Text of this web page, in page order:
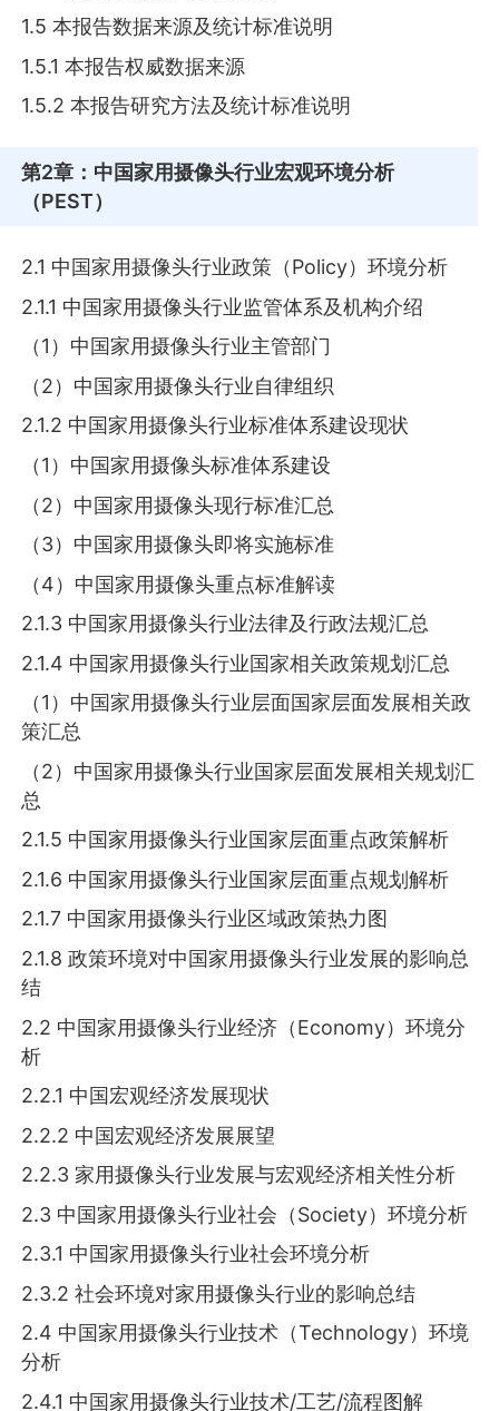
1.5 本报告数据来源及统计标准说明
1.5.1 本报告权威数据来源
1.5.2 本报告研究方法及统计标准说明
第2章 ：中国家用摄像头行业宏观环境分析
（PEST）
2.1 中国家用摄像头行业政策（Policy）环境分析
2.1.1 中国家用摄像头行业监管体系及机构介绍
（1）中国家用摄像头行业主管部门
（2）中国家用摄像头行业自律组织
2.1.2 中国家用摄像头行业标准体系建设现状
（1）中国家用摄像头标准体系建设
（2）中国家用摄像头现行标准汇总
（3）中国家用摄像头即将实施标准
（4）中国家用摄像头重点标准解读
2.1.3 中国家用摄像头行业法律及行政法规汇总
2.1.4 中国家用摄像头行业国家相关政策规划汇总
（1）中国家用摄像头行业层面国家层面发展相关政
策汇总
（2）中国家用摄像头行业国家层面发展相关规划汇
总
2.1.5 中国家用摄像头行业国家层面重点政策解析
2.1.6 中国家用摄像头行业国家层面重点规划解析
2.1.7 中国家用摄像头行业区域政策热力图
2.1.8 政策环境对中国家用摄像头行业发展的影响总
结
2.2 中国家用摄像头行业经济（Economy）环境分
析
2.2.1 中国宏观经济发展现状
2.2.2 中国宏观经济发展展望
2.2.3 家用摄像头行业发展与宏观经济相关性分析
2.3 中国家用摄像头行业社会（Society）环境分析
2.3.1 中国家用摄像头行业社会环境分析
2.3.2 社会环境对家用摄像头行业的影响总结
2.4 中国家用摄像头行业技术（Technology）环境
分析
2.4.1 中国家用摄像头行业技术/工艺/流程图解